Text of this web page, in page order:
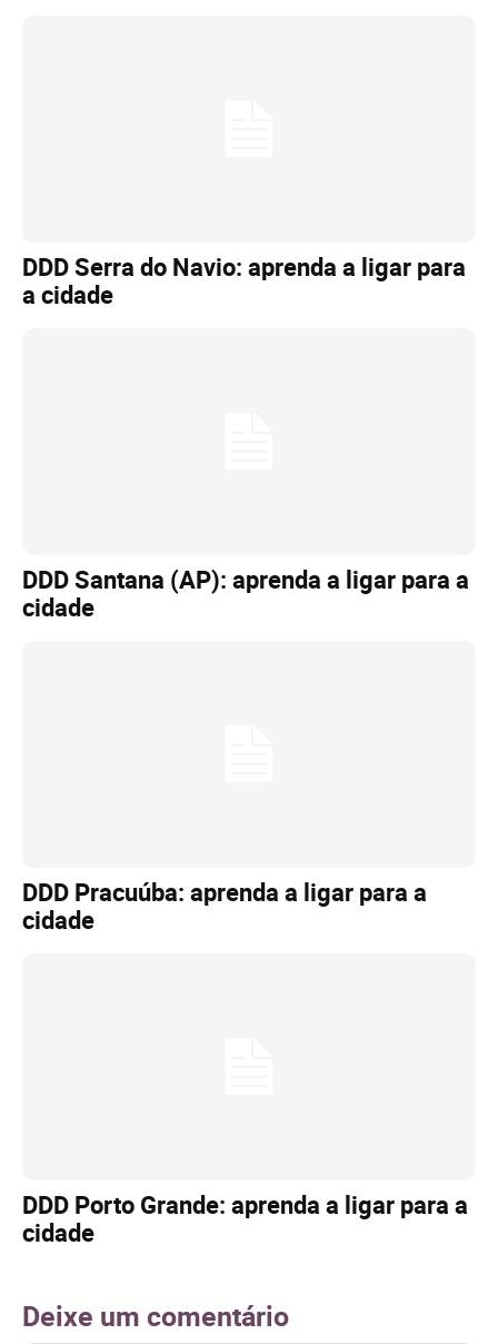
DDD Serra do Navio: aprenda a ligar para
a cidade
DDD Santana (AP): aprenda a ligar para a
cidade
DDD Pracuúba: aprenda a ligar para a
cidade
DDD Porto Grande: aprenda a ligar para a
cidade
Deixe um comentário